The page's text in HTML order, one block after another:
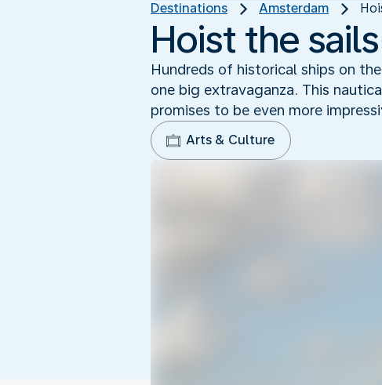
Destinations Amsterdam
Hoist the
Hundreds of historical ships on
one big extravaganza. This
promises to be even more
Arts & Culture